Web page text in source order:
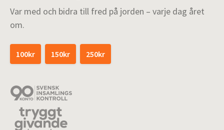
Var med och bidra till fred på jorden – varje dag året
om.
100kr 150kr 250kr